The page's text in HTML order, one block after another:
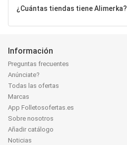
¿Cuántas tiendas tiene Alimerka?
Información
Preguntas frecuentes
Anúnciate?
Todas las ofertas
Marcas
App Folletosofertas.es
Sobre nosotros
Añadir catálogo
Noticias